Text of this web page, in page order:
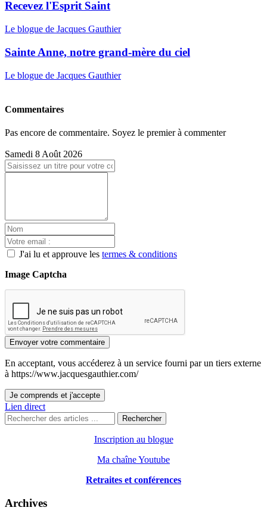
Recevez l'Esprit Saint
Le blogue de Jacques Gauthier
Sainte Anne, notre grand-mère du ciel
Le blogue de Jacques Gauthier
Commentaires
Pas encore de commentaire. Soyez le premier à commenter
Samedi 8 Août 2026
J'ai lu et approuve les termes & conditions
Image Captcha
Envoyer votre commentaire
En acceptant, vous accéderez à un service fourni par un tiers externe
à https://www.jacquesgauthier.com/
Je comprends et j'accepte
Lien direct
Rechercher
Inscription au blogue
Ma chaîne Youtube
Retraites et conférences
Archives